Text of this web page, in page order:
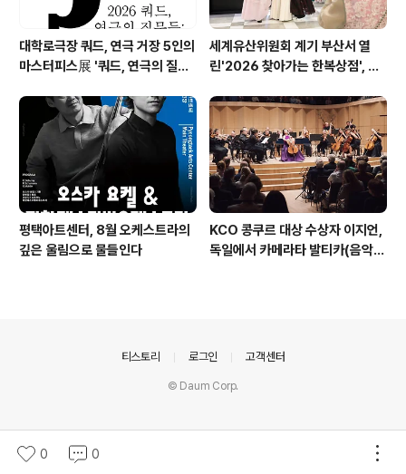
대학로극장 쿼드, 연극 거장 5인의
마스터피스展 '쿼드, 연극의 질문
오픈
세계유산위원회 계기 부산서 열
린'2026 찾아가는 한복상점', 역
평택아트센터, 8월 오케스트라의
깊은 울림으로 물들인다
KCO 콩쿠르 대상 수상자 이지언,
독일에서 카메라타 발티카(음악감
0 0
티스토리 로그인 고객센터
© Daum Corp.